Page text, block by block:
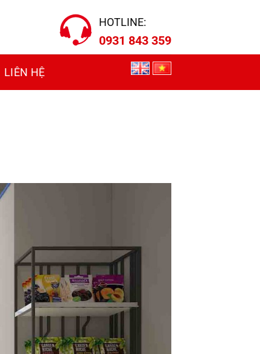
HOTLINE:
0931 843 359
LIÊN HỆ